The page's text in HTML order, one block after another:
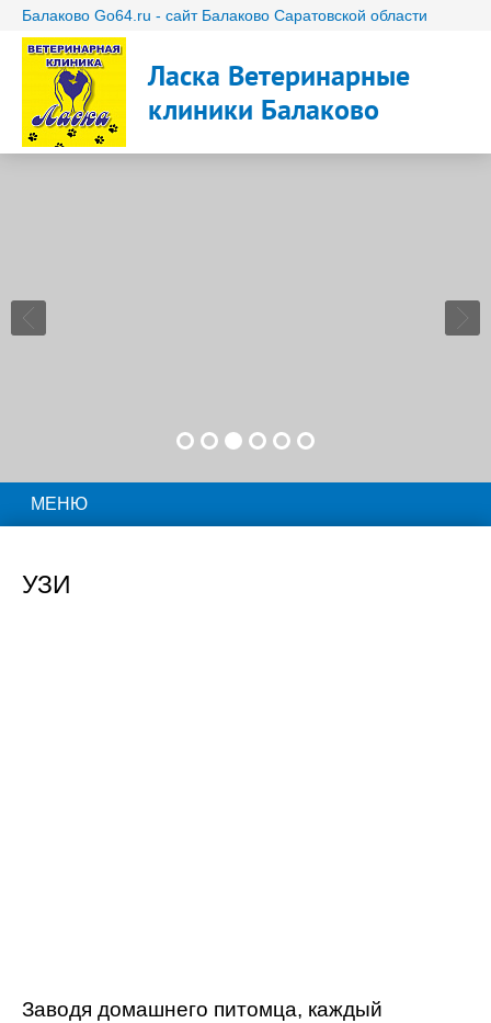
Балаково Go64.ru - сайт Балаково Саратовской области
Ласка Ветеринарные
клиники Балаково
МЕНЮ
УЗИ
Заводя домашнего питомца, каждый